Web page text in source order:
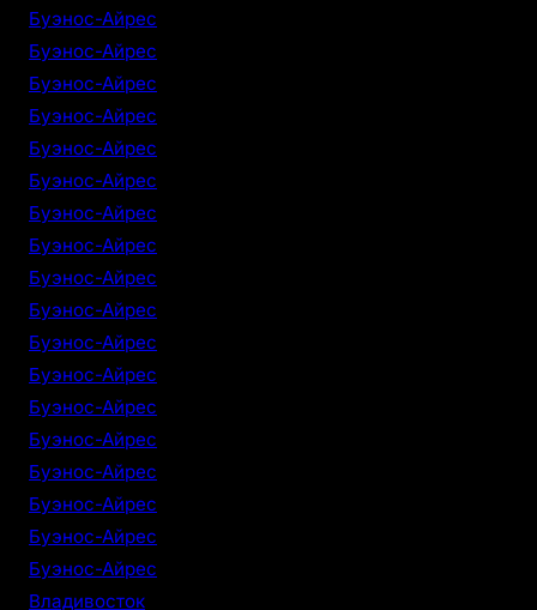
Буэнос-Айрес
Буэнос-Айрес
Буэнос-Айрес
Буэнос-Айрес
Буэнос-Айрес
Буэнос-Айрес
Буэнос-Айрес
Буэнос-Айрес
Буэнос-Айрес
Буэнос-Айрес
Буэнос-Айрес
Буэнос-Айрес
Буэнос-Айрес
Буэнос-Айрес
Буэнос-Айрес
Буэнос-Айрес
Буэнос-Айрес
Буэнос-Айрес
Владивосток